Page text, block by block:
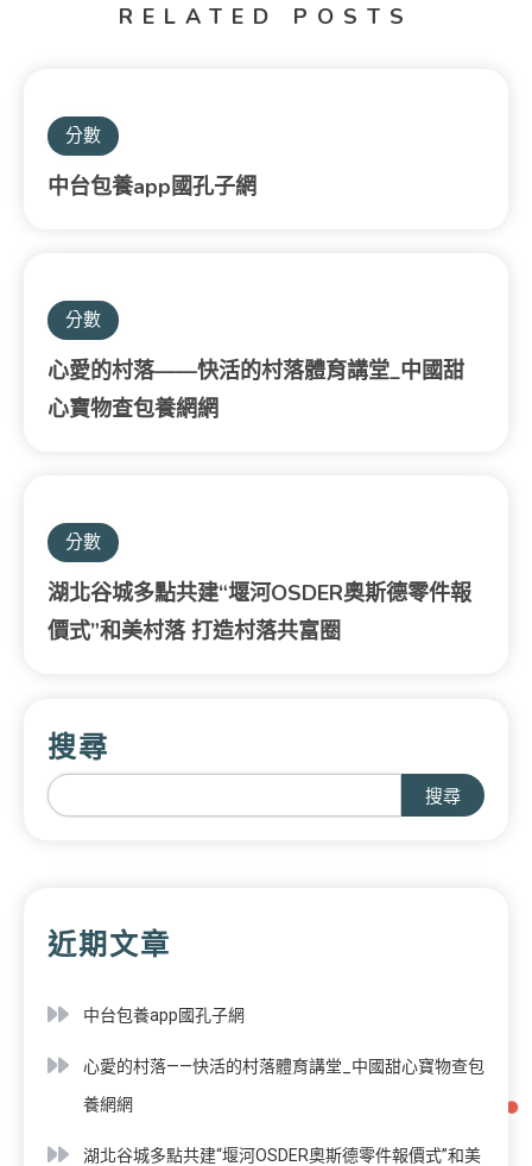
RELATED POSTS
分數
中台包養app國孔子網
分數
心愛的村落——快活的村落體育講堂_中國甜
心寶物查包養網網
分數
湖北谷城多點共建“堰河OSDER奧斯德零件報
價式”和美村落 打造村落共富圈
搜尋
搜尋
近期文章
中台包養app國孔子網
心愛的村落——快活的村落體育講堂_中國甜心寶物查包
養網網
湖北谷城多點共建“堰河OSDER奧斯德零件報價式”和美